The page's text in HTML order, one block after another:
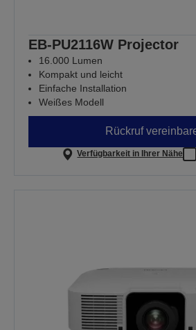
EB-PU2116W Projector
16.000 Lumen
Kompakt und leicht
Einfache Installation
Weißes Modell
Rückruf
Verfügbarkeit in Ihrer Nähe